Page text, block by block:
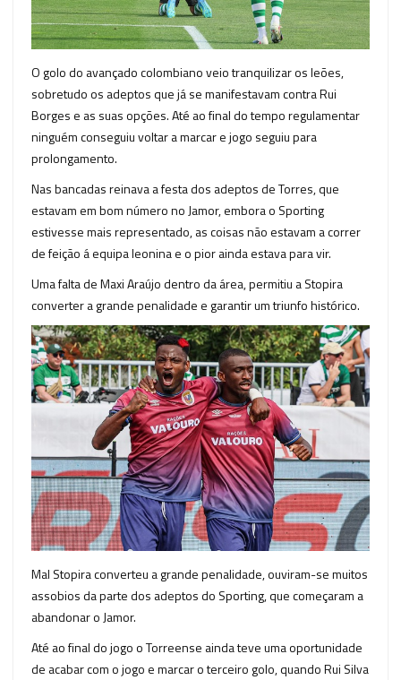
O golo do avançado colombiano veio tranquilizar os leões,
sobretudo os adeptos que já se manifestavam contra Rui
Borges e as suas opções. Até ao final do tempo regulamentar
ninguém conseguiu voltar a marcar e jogo seguiu para
prolongamento.
Nas bancadas reinava a festa dos adeptos de Torres, que
estavam em bom número no Jamor, embora o Sporting
estivesse mais representado, as coisas não estavam a correr
de feição á equipa leonina e o pior ainda estava para vir.
Uma falta de Maxi Araújo dentro da área, permitiu a Stopira
converter a grande penalidade e garantir um triunfo histórico.
Mal Stopira converteu a grande penalidade, ouviram-se muitos
assobios da parte dos adeptos do Sporting, que começaram a
abandonar o Jamor.
Até ao final do jogo o Torreense ainda teve uma oportunidade
de acabar com o jogo e marcar o terceiro golo, quando Rui Silva